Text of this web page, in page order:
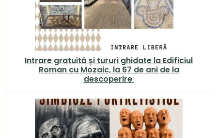
Intrare gratuită și tururi ghidate la Edificiul
Roman cu Mozaic, la 67 de ani de la
descoperire